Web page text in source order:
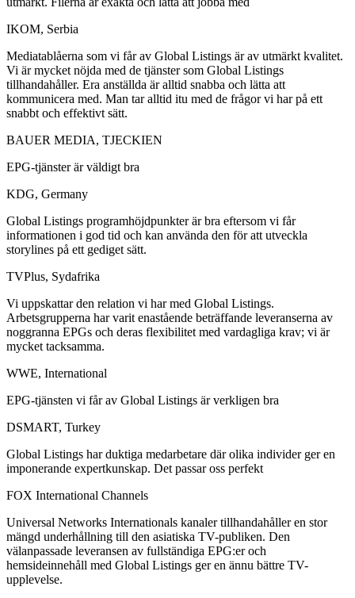
IKOM, Serbia
Mediatablåerna som vi får av Global Listings är av utmärkt kvalitet.
Vi är mycket nöjda med de tjänster som Global Listings
tillhandahåller. Era anställda är alltid snabba och lätta att
kommunicera med. Man tar alltid itu med de frågor vi har på ett
snabbt och effektivt sätt.
BAUER MEDIA, TJECKIEN
EPG-tjänster är väldigt bra
KDG, Germany
Global Listings programhöjdpunkter är bra eftersom vi får
informationen i god tid och kan använda den för att utveckla
storylines på ett gediget sätt.
TVPlus, Sydafrika
Vi uppskattar den relation vi har med Global Listings.
Arbetsgrupperna har varit enastående beträffande leveranserna av
noggranna EPGs och deras flexibilitet med vardagliga krav; vi är
mycket tacksamma.
WWE, International
EPG-tjänsten vi får av Global Listings är verkligen bra
DSMART, Turkey
Global Listings har duktiga medarbetare där olika individer ger en
imponerande expertkunskap. Det passar oss perfekt
FOX International Channels
Universal Networks Internationals kanaler tillhandahåller en stor
mängd underhållning till den asiatiska TV-publiken. Den
välanpassade leveransen av fullständiga EPG:er och
hemsideinnehåll med Global Listings ger en ännu bättre TV-
upplevelse.